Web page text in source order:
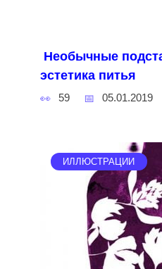
Необычные
эстетика питья
59 05.01.2019
ИЛЛЮСТРАЦИИ